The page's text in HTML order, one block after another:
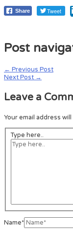
Share Tweet
Post
← Previous Post
Next Post →
Leave a
Your email address
Type here..
Name*